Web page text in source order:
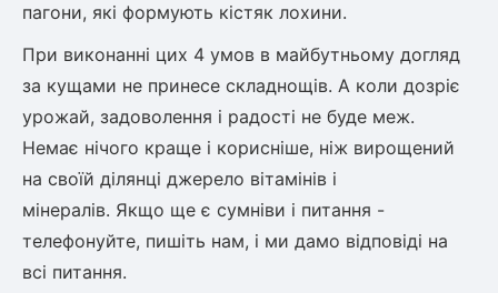
пагони, які формують кістяк лохини.
При виконанні цих 4 умов в майбутньому догляд
за кущами не принесе складнощів. А коли дозріє
урожай, задоволення і радості не буде меж.
Немає нічого краще і корисніше, ніж вирощений
на своїй ділянці джерело вітамінів і
мінералів. Якщо ще є сумніви і питання -
телефонуйте, пишіть нам, і ми дамо відповіді на
всі питання.